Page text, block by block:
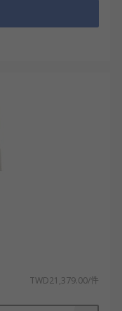
TWD21,379.00/件